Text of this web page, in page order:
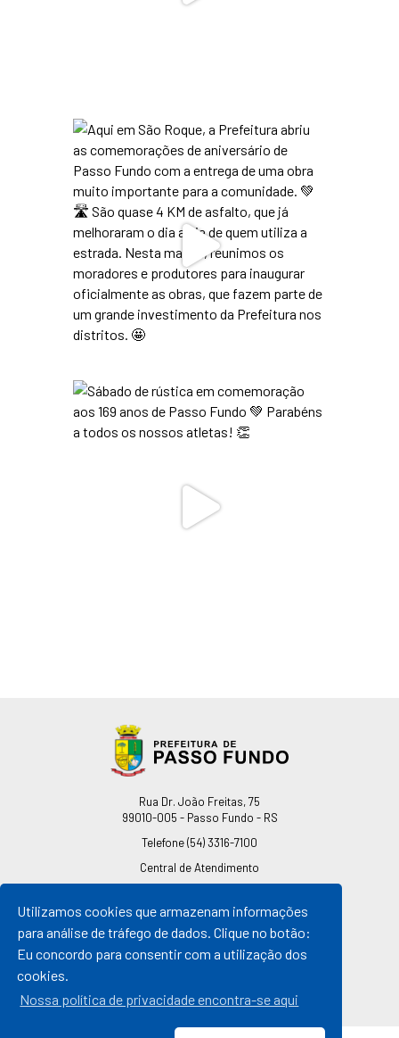
Utilizamos cookies que armazenam informações
para análise de tráfego de dados. Clique no botão:
Eu concordo para consentir com a utilização dos
cookies.
Nossa política de privacidade encontra-se aqui
Endereço
Rua Dr. João Freitas, 75
99010-005 - Passo Fundo - RS
Telefone(54) 3316-7100
Central de Atendimento
0800 541 7100
Horário de Atendimento
De segunda a sexta-feira
Das 13h30min às 17h